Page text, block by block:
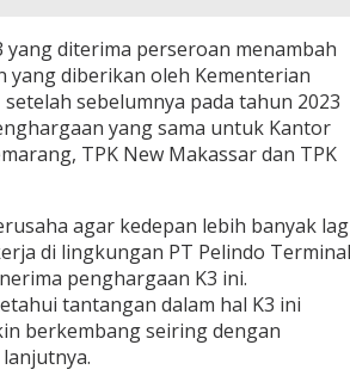
yang diterima perseroan menambah
yang diberikan oleh Kementerian
sebelumnya pada tahun 2023
yang sama untuk Kantor
TPK New Makassar dan TPK
agar kedepan lebih banyak
di lingkungan PT Pelindo Terminal
penghargaan K3 ini.
tantangan dalam hal K3 ini
berkembang seiring dengan